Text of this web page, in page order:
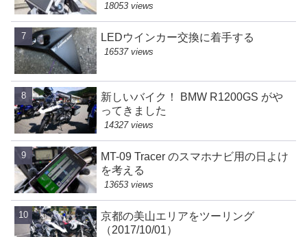
18053 views
LEDウインカー交換に着手する
16537 views
新しいバイク！ BMW R1200GS がや
ってきました
14327 views
MT-09 Tracer のスマホナビ用の日よけ
を考える
13653 views
京都の美山エリアをツーリング
（2017/10/01）